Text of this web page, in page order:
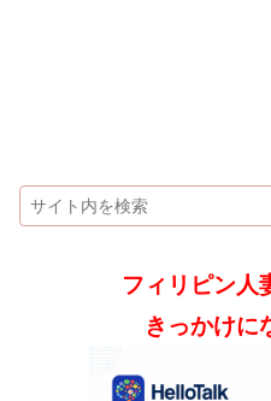
フィリピン人
きっかけに